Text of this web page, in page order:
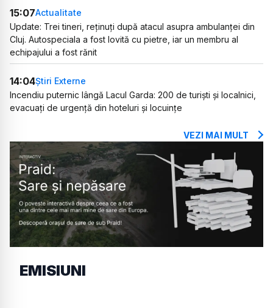
15:07Actualitate
Update: Trei tineri, reținuți după atacul asupra ambulanței din
Cluj. Autospeciala a fost lovită cu pietre, iar un membru al
echipajului a fost rănit
14:04Știri Externe
Incendiu puternic lângă Lacul Garda: 200 de turiști și localnici,
evacuați de urgență din hoteluri și locuințe
VEZI MAI MULT
EMISIUNI